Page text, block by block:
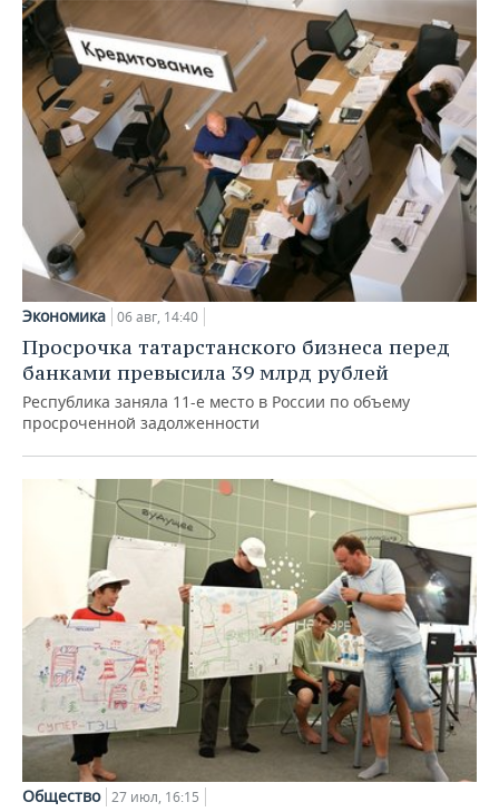
Экономика 06 авг, 14:40
Просрочка татарстанского бизнеса перед
банками превысила 39 млрд рублей
Республика заняла 11-е место в России по объему
просроченной задолженности
Общество 27 июл, 16:15